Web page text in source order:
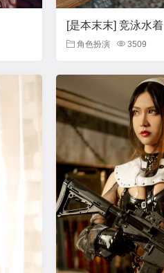
[是本末末] 竞泳水着
角色扮演 3509